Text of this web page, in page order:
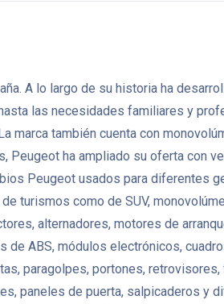
A lo largo de su historia ha
las necesidades familiares y
marca también cuenta con
Peugeot ha ampliado su oferta con
Peugeot usados para diferentes
turismos como de SUV,
alternadores, motores de
de ABS, módulos electrónicos,
paragolpes, portones,
paneles de puerta, salpicaderos y